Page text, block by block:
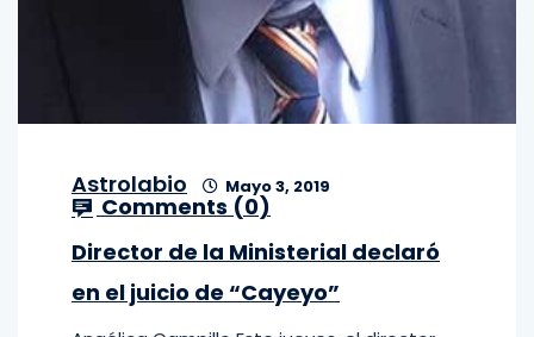
Astrolabio Mayo 3, 2019
Comments (0)
Director de la Ministerial declaró
en el juicio de “Cayeyo”